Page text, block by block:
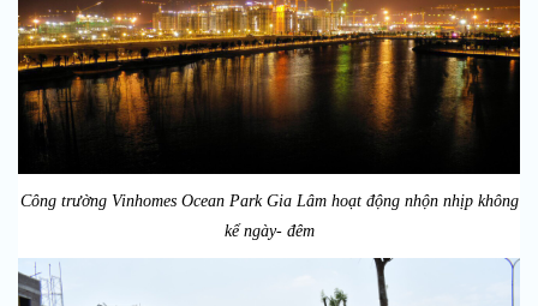
Công trường Vinhomes Ocean Park Gia Lâm hoạt động nhộn nhịp không
kể ngày- đêm